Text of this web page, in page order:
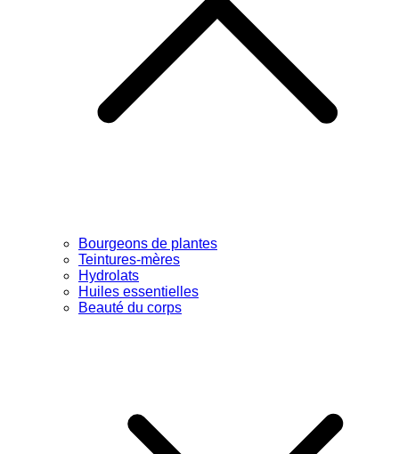
Bourgeons de plantes
Teintures-mères
Hydrolats
Huiles essentielles
Beauté du corps